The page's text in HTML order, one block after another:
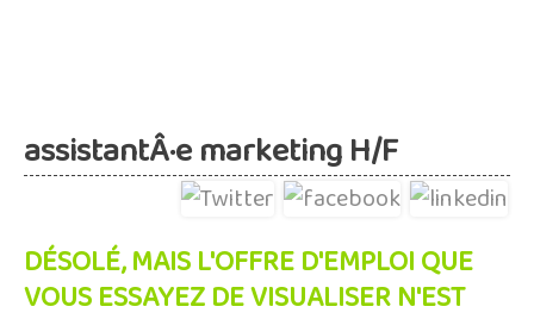
assistantÂ·e marketing H/F
DÉSOLÉ, MAIS L'OFFRE D'EMPLOI QUE
VOUS ESSAYEZ DE VISUALISER N'EST